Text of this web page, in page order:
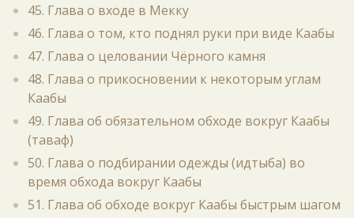
45. Глава о входе в Мекку
46. Глава о том, кто поднял руки при виде Каабы
47. Глава о целовании Чёрного камня
48. Глава о прикосновении к некоторым углам
Каабы
49. Глава об обязательном обходе вокруг Каабы
(таваф)
50. Глава о подбирании одежды (идтыба) во
время обхода вокруг Каабы
51. Глава об обходе вокруг Каабы быстрым шагом